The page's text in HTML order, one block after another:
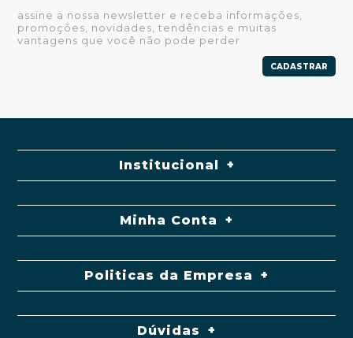
assine a nossa newsletter e receba informações,
promoções, novidades, tendências e muitas
vantagens que você não pode perder
CADASTRAR
Institucional
Minha Conta
Politicas da Empresa
Dúvidas